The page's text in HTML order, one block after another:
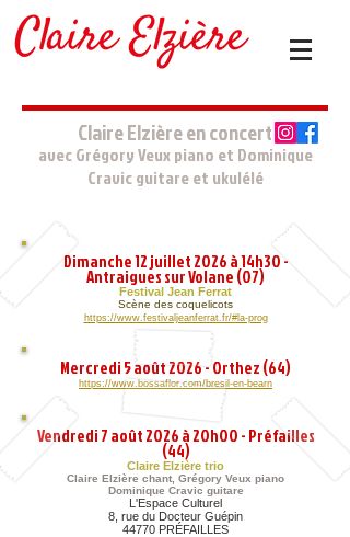
Claire Elzière en concert
avec Grégory Veux piano et Dominique
Cravic guitare et ukulélé
Dimanche 12 juillet 2026 à 14h30 -
Antraigues sur Volane (07)
Festival Jean Ferrat
Scène des coquelicots
https://www.festivaljeanferrat.fr/#la-prog
Mercredi 5 août 2026 - Orthez (64)
https://www.bossaflor.com/bresil-en-bearn
Vendredi 7 août 2026 à 20h00 - Préfailles
(44)
Claire Elzière trio
Claire Elzière chant, Grégory Veux piano
Dominique Cravic guitare
L'Espace Culturel
8, rue du Docteur Guépin
44770 PRÉFAILLES